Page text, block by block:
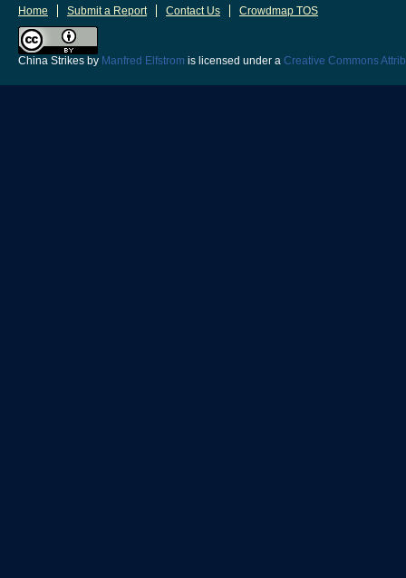
Home Submit a Report Contact Us Crowdmap TOS
China Strikes by Manfred Elfstrom is licensed under a Creative Commons